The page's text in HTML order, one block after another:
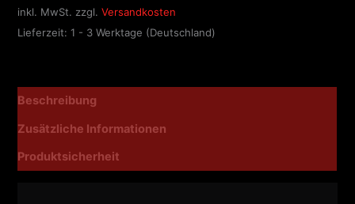
inkl. MwSt. zzgl.Versandkosten
Lieferzeit:1 - 3 Werktage (Deutschland)
Beschreibung
Zusätzliche Informationen
Produktsicherheit